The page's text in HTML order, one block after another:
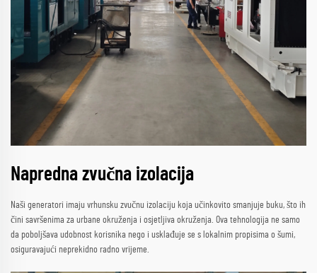
Napredna zvučna izolacija
Naši generatori imaju vrhunsku zvučnu izolaciju koja učinkovito smanjuje buku, što ih
čini savršenima za urbane okruženja i osjetljiva okruženja. Ova tehnologija ne samo
da poboljšava udobnost korisnika nego i usklađuje se s lokalnim propisima o šumi,
osiguravajući neprekidno radno vrijeme.